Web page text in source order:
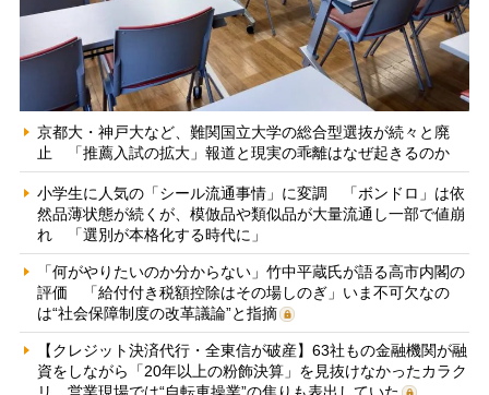
京都大・神戸大など、難関国立大学の総合型選抜が続々と廃
止 「推薦入試の拡大」報道と現実の乖離はなぜ起きるのか
小学生に人気の「シール流通事情」に変調 「ボンドロ」は依
然品薄状態が続くが、模倣品や類似品が大量流通し一部で値崩
れ 「選別が本格化する時代に」
「何がやりたいのか分からない」竹中平蔵氏が語る高市内閣の
評価 「給付付き税額控除はその場しのぎ」いま不可欠なの
は“社会保障制度の改革議論”と指摘
【クレジット決済代行・全東信が破産】63社もの金融機関が融
資をしながら「20年以上の粉飾決算」を見抜けなかったカラク
リ 営業現場では“自転車操業”の焦りも表出していた